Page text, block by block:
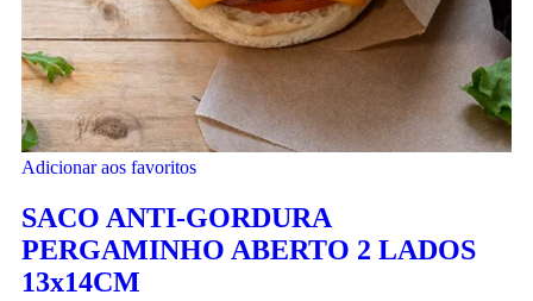
Adicionar aos favoritos
SACO ANTI-GORDURA
PERGAMINHO ABERTO 2 LADOS
13x14CM